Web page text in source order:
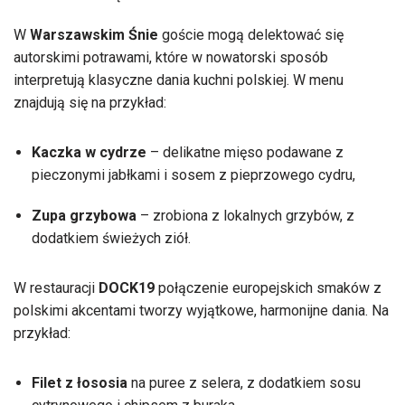
W Warszawskim Śnie goście mogą delektować się
autorskimi potrawami, które w nowatorski sposób
interpretują klasyczne dania kuchni polskiej. W menu
znajdują się na przykład:
Kaczka w cydrze – delikatne mięso podawane z
pieczonymi jabłkami i sosem z pieprzowego cydru,
Zupa grzybowa – zrobiona z lokalnych grzybów, z
dodatkiem świeżych ziół.
W restauracji DOCK19 połączenie europejskich smaków z
polskimi akcentami tworzy wyjątkowe, harmonijne dania. Na
przykład:
Filet z łososia na puree z selera, z dodatkiem sosu